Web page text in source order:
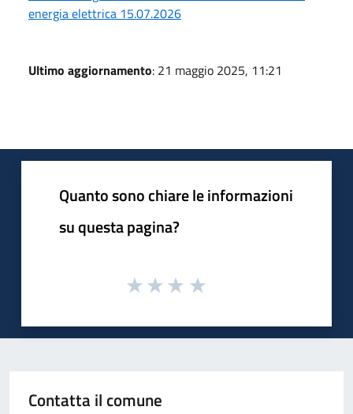
energia elettrica 15.07.2026
Ultimo aggiornamento: 21 maggio 2025, 11:21
Quanto sono chiare le informazioni
su questa pagina?
Contatta il comune